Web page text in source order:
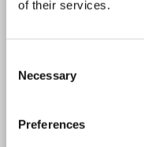
of their services.
Selection
Necessary
PreferencesFiche technique